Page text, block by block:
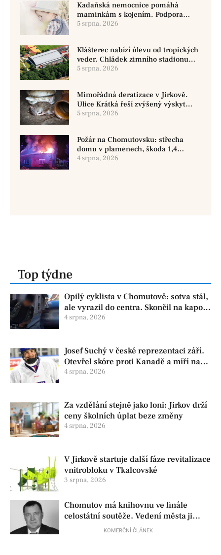
Kadaňská nemocnice pomáhá
maminkám s kojením. Podpora
začíná už před porodem
5 srpna, 2026
Klášterec nabízí úlevu od tropických
veder. Chládek zimního stadionu
pomůže seniorům i nemocným
5 srpna, 2026
Mimořádná deratizace v Jirkově.
Ulice Krátká řeší zvýšený výskyt
hlodavců
5 srpna, 2026
Požár na Chomutovsku: střecha
domu v plamenech, škoda 1,4
milionu
4 srpna, 2026
Top týdne
Opilý cyklista v Chomutově: sotva stál,
ale vyrazil do centra. Skončil na kapotě
auta
4 srpna, 2026
Josef Suchý v české reprezentaci září.
Otevřel skóre proti Kanadě a míří na
Hlinka Gretzky Cup
4 srpna, 2026
Za vzdělání stejně jako loni: Jirkov drží
ceny školních úplat beze změny
4 srpna, 2026
V Jirkově startuje další fáze revitalizace
vnitrobloku v Tkalcovské
3 srpna, 2026
Chomutov má knihovnu ve finále
celostátní soutěže. Vedení města ji
přesto chce zrušitKOMERČNÍ ČLÁNEK